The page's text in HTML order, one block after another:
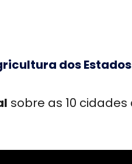
dos Estados
sobre as 10